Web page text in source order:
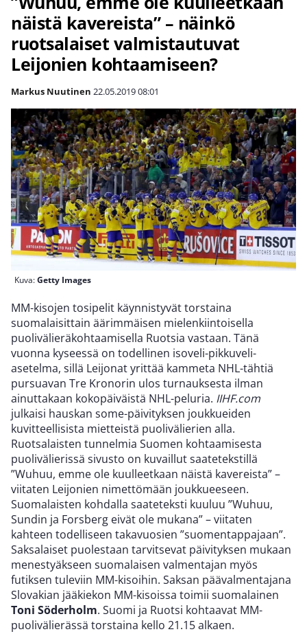
näistä kavereista” – näinkö
ruotsalaiset valmistautuvat
Leijonien kohtaamiseen?
Markus Nuutinen 22.05.201908:01
Kuva:Getty Images
MM-kisojen tosipelit käynnistyvät torstaina
suomalaisittain äärimmäisen mielenkiintoisella
puolivälieräkohtaamisella Ruotsia vastaan. Tänä
vuonna kyseessä on todellinen isoveli-pikkuveli-
asetelma, sillä Leijonat yrittää kammeta NHL-tähtiä
pursuavan Tre Kronorin ulos turnauksesta ilman
ainuttakaan kokopäiväistä NHL-peluria. IIHF.com
julkaisi hauskan some-päivityksen joukkueiden
kuvitteellisista mietteistä puolivälierien alla.
Ruotsalaisten tunnelmia Suomen kohtaamisesta
puolivälierissä sivusto on kuvaillut saatetekstillä
”Wuhuu, emme ole kuulleetkaan näistä kavereista” –
viitaten Leijonien nimettömään joukkueeseen.
Suomalaisten kohdalla saateteksti kuuluu ”Wuhuu,
Sundin ja Forsberg eivät ole mukana” – viitaten
kahteen todelliseen takavuosien ”suomentappajaan”.
Saksalaiset puolestaan tarvitsevat päivityksen mukaan
menestyäkseen suomalaisen valmentajan myös
futiksen tuleviin MM-kisoihin. Saksan päävalmentajana
Slovakian jääkiekon MM-kisoissa toimii suomalainen
Toni Söderholm. Suomi ja Ruotsi kohtaavat MM-
puolivälierässä torstaina kello 21.15 alkaen.